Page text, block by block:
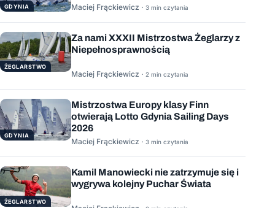
GDYNIA Maciej Frąckiewicz · 3 min czytania
ŻEGLARSTWO
Za nami XXXII Mistrzostwa Żeglarzy z
Niepełnosprawnością
Maciej Frąckiewicz · 2 min czytania
GDYNIA
Mistrzostwa Europy klasy Finn
otwierają Lotto Gdynia Sailing Days
2026
Maciej Frąckiewicz · 3 min czytania
ŻEGLARSTWO
Kamil Manowiecki nie zatrzymuje się i
wygrywa kolejny Puchar Świata